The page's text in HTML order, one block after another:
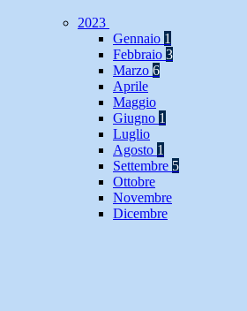
2023
Gennaio 1
Febbraio 3
Marzo 6
Aprile
Maggio
Giugno 1
Luglio
Agosto 1
Settembre 5
Ottobre
Novembre
Dicembre